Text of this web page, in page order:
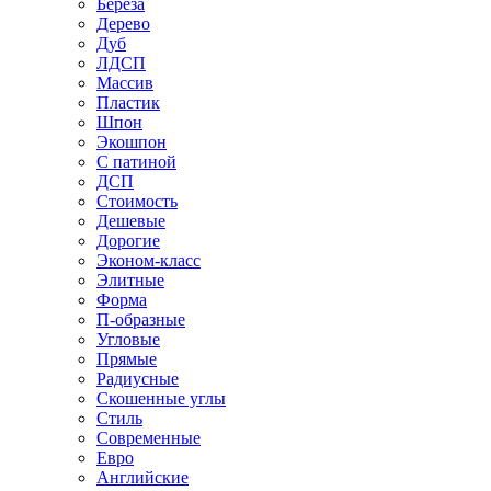
Береза
Дерево
Дуб
ЛДСП
Массив
Пластик
Шпон
Экошпон
С патиной
ДСП
Стоимость
Дешевые
Дорогие
Эконом-класс
Элитные
Форма
П-образные
Угловые
Прямые
Радиусные
Скошенные углы
Стиль
Современные
Евро
Английские